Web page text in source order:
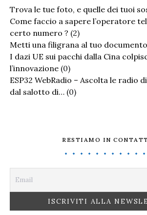
Trova le tue foto, e quelle dei tuoi
Come faccio a sapere l’operatore
certo numero ? (2)
Metti una filigrana al tuo
I dazi UE sui pacchi dalla Cina
l’innovazione (0)
ESP32 WebRadio – Ascolta le radio
dal salotto di… (0)
RESTIAMO IN